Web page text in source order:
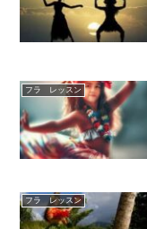
フラ レッスン
フラ レッスン